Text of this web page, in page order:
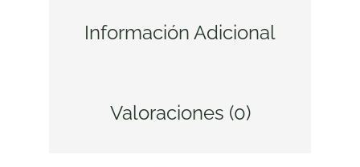
Información Adicional
Valoraciones (0)